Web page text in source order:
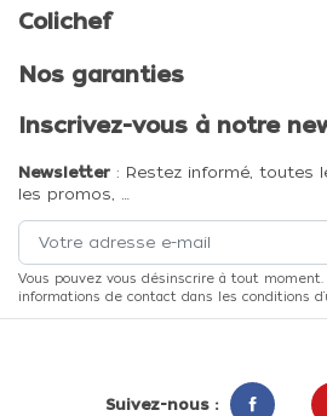
Colichef
Nos garanties
Inscrivez-vous à notre
Newsletter : Restez informé, toutes
les promos, …
Vous pouvez vous désinscrire à tout
informations de contact dans les conditions
Suivez-nous :